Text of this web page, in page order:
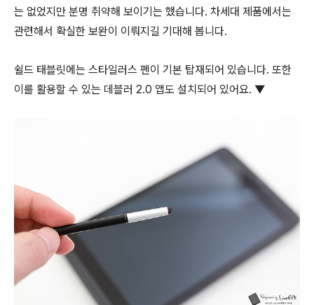
는 없었지만 분명 취약해 보이기는 했습니다. 차세대 제품에서는
관련해서 확실한 보완이 이뤄지길 기대해 봅니다.
쉴드 태블릿에는 스타일러스 펜이 기본 탑재되어 있습니다. 또한
이를 활용할 수 있는 데블러 2.0 앱도 설치되어 있어요. ▼